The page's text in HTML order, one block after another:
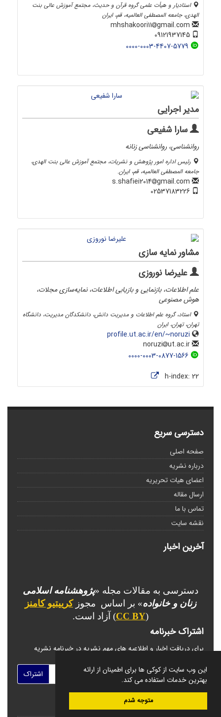
این وب سایت از کوکی ها برای اطمینان از ارائه
بهترین خدمات استفاده می کند.
متوجه شدم
استادیار و هیأت علمی گروه قرآن و حدیث، مجتمع آموزش عالی بنت
الهدی، جامعه المصطفی العالمیه، قم، ایران
gmail.com
0000-0003-4407-5779
مدیر اجرایی
سارا شفیعی
روانشناسی، روانشناسی زنانه
رئیس اداره امور پژوهش و نشریات، مجتمع آموزش عالی بنت الهدی،
جامعه المصطفی العالمیه، قم، ایران.
gmail.com
مشاور نمایه سازی
علیرضا نوروزی
علم اطلاعات، بازنمایی و بازیابی اطلاعات، نمایه‌سازی مجلات،
هوش مصنوعی
استاد، گروه علم اطلاعات و مدیریت دانش، دانشکدگان مدیریت، دانشگاه
تهران، تهران، ایران
profile.ut.ac.ir/en/~noruzi
ut.ac.ir
0000-0003-0877-1566
h-index: 22
دسترسی سریع
صفحه اصلی
درباره نشریه
اعضای هیات تحریریه
ارسال مقاله
تماس با ما
نقشه سایت
آخرین اخبار
دسترسی به مقالات مجله «پژوهشنامه اسلامی
زنان و خانواده» بر اساس مجوزکرییتیو کامنز
(
CC BY) آزاد است.
اشتراک خبرنامه
برای دریافت اخبار و اطلاعیه های مهم نشریه در خبرنامه نشریه
اشتراک